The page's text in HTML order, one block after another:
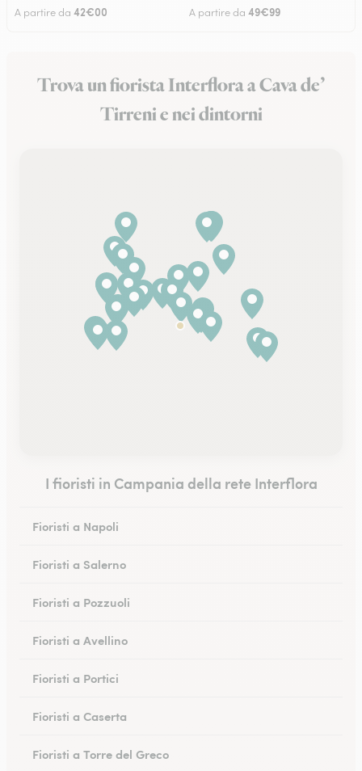
A partire da 42€00 A partire da 49€99
Trova un fiorista Interflora a Cava de’
Tirreni e nei dintorni
I fioristi in Campania della rete Interflora
Fioristi a Napoli
Fioristi a Salerno
Fioristi a Pozzuoli
Fioristi a Avellino
Fioristi a Portici
Fioristi a Caserta
Fioristi a Torre del Greco